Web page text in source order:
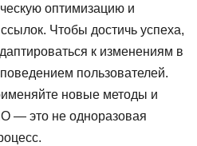
оптимизацию и
Чтобы достичь успеха,
к изменениям в
пользователей.
новые методы и
— это не одноразовая